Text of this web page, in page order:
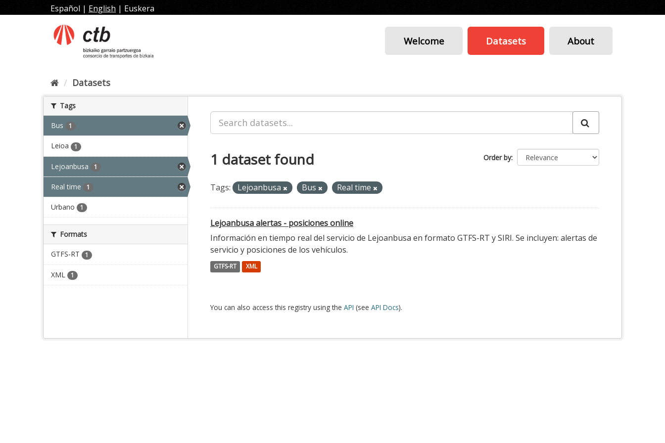
to
Español | English | Euskera
Welcome Datasets About
Datasets
Tags
Bus 1
Leioa 1
Lejoanbusa 1
Real time 1
Urbano 1
Formats
GTFS-RT 1
XML 1
Order by
1 dataset found
Tags: Lejoanbusa Bus Real time
Lejoanbusa alertas - posiciones online
Información en tiempo real del servicio de Lejoanbusa en formato GTFS-RT y SIRI. Se incluyen: alertas de
servicio y posiciones de los vehículos.
GTFS-RT XML
You can also access this registry using the API (see API Docs).